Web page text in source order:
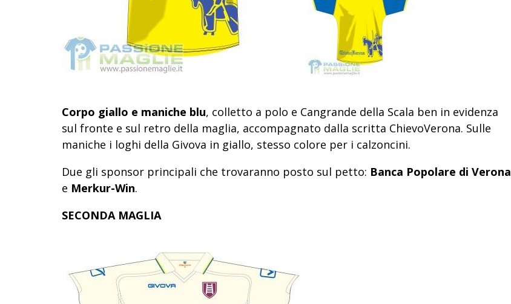
Corpo giallo e maniche blu, colletto a polo e Cangrande della Scala ben in evidenza
sul fronte e sul retro della maglia, accompagnato dalla scritta ChievoVerona. Sulle
maniche i loghi della Givova in giallo, stesso colore per i calzoncini.
Due gli sponsor principali che trovaranno posto sul petto: Banca Popolare di Verona
e Merkur-Win.
SECONDA MAGLIA